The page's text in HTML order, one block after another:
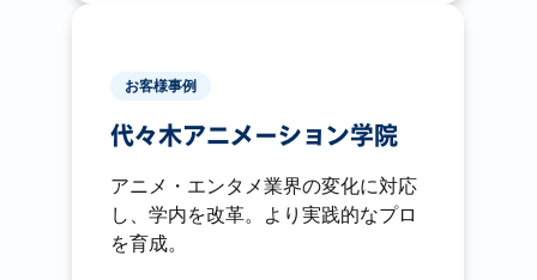
お客様事例
代々木アニメーション学院
アニメ・エンタメ業界の変化に対応
し、学内を改革。より実践的なプロ
を育成。